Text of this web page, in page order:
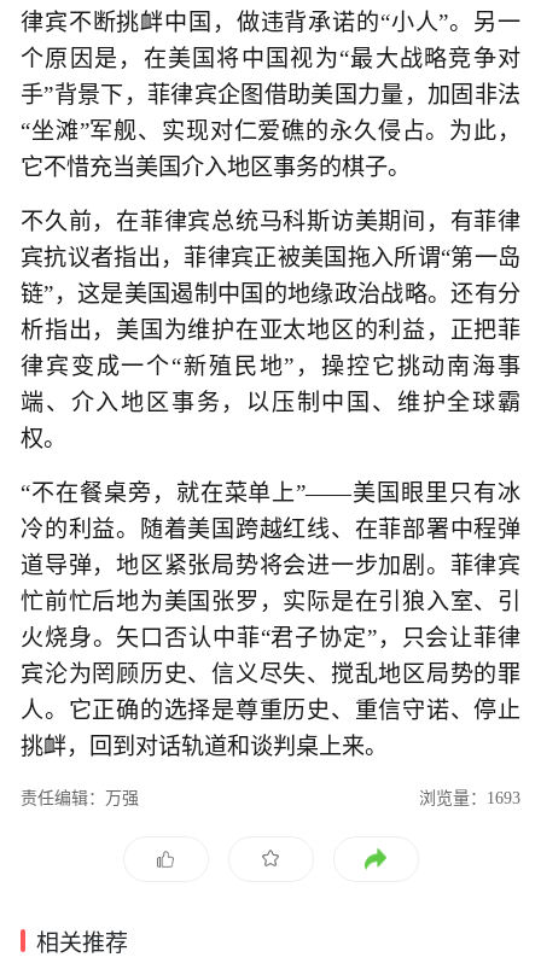
律宾不断挑衅中国，做违背承诺的“小人”。另一
个原因是，在美国将中国视为“最大战略竞争对
手”背景下，菲律宾企图借助美国力量，加固非法
“坐滩”军舰、实现对仁爱礁的永久侵占。为此，
它不惜充当美国介入地区事务的棋子。
不久前，在菲律宾总统马科斯访美期间，有菲律
宾抗议者指出，菲律宾正被美国拖入所谓“第一岛
链”，这是美国遏制中国的地缘政治战略。还有分
析指出，美国为维护在亚太地区的利益，正把菲
律宾变成一个“新殖民地”，操控它挑动南海事
端、介入地区事务，以压制中国、维护全球霸
权。
“不在餐桌旁，就在菜单上”——美国眼里只有冰
冷的利益。随着美国跨越红线、在菲部署中程弹
道导弹，地区紧张局势将会进一步加剧。菲律宾
忙前忙后地为美国张罗，实际是在引狼入室、引
火烧身。矢口否认中菲“君子协定”，只会让菲律
宾沦为罔顾历史、信义尽失、搅乱地区局势的罪
人。它正确的选择是尊重历史、重信守诺、停止
挑衅，回到对话轨道和谈判桌上来。
责任编辑：万强 浏览量：1693
相关推荐